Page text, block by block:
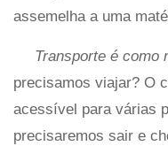
assemelha a uma
Transporte é como
precisamos viajar? O
acessível para várias
precisaremos sair e